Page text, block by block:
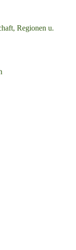
Regionen u.